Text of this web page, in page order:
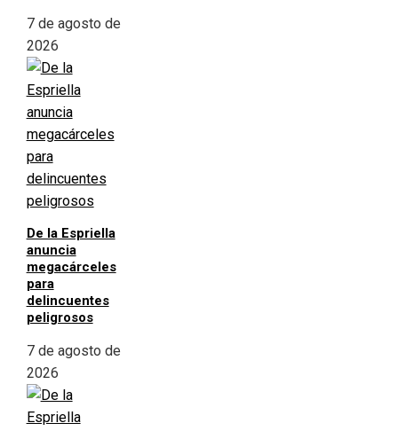
7 de agosto de
2026
De la Espriella
anuncia
megacárceles
para
delincuentes
peligrosos
7 de agosto de
2026